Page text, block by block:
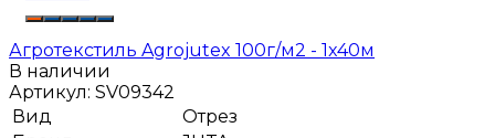
Агротекстиль Agrojutex 100г/м2 - 1x40м
В наличии
Артикул: SV09342
Вид
Отрез